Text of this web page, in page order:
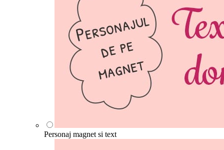
Personaj magnet si text